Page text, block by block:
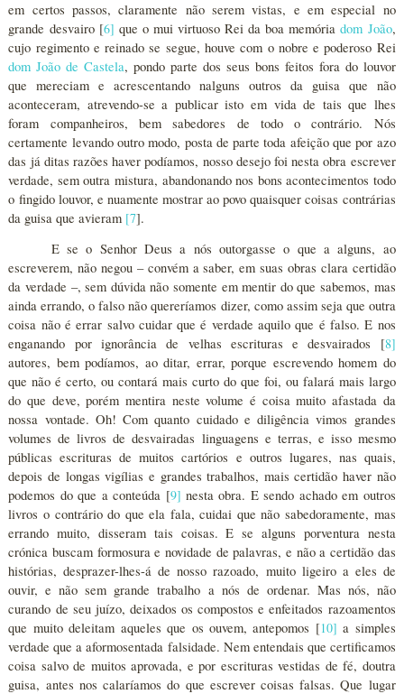
em certos passos, claramente não serem vistas, e em especial no
grande desvairo [6] que o mui virtuoso Rei da boa memóriadom João,
cujo regimento e reinado se segue, houve com o nobre e poderoso Rei
dom João de Castela, pondo parte dos seus bons feitos fora do louvor
que mereciam e acrescentando nalguns outros da guisa que não
aconteceram, atrevendo-se a publicar isto em vida de tais que lhes
foram companheiros, bem sabedores de todo o contrário. Nós
certamente levando outro modo, posta de parte toda afeição que por azo
das já ditas razões haver podíamos, nosso desejo foi nesta obra escrever
verdade, sem outra mistura, abandonando nos bons acontecimentos todo
o fingido louvor, e nuamente mostrar ao povo quaisquer coisas contrárias
da guisa que avieram [7].
E se o Senhor Deus a nós outorgasse o que a alguns, ao
escreverem, não negou – convém a saber, em suas obras clara certidão
da verdade –, sem dúvida não somente em mentir do que sabemos, mas
ainda errando, o falso não quereríamos dizer, como assim seja que outra
coisa não é errar salvo cuidar que é verdade aquilo que é falso. E nos
enganando por ignorância de velhas escrituras e desvairados [8]
autores, bem podíamos, ao ditar, errar, porque escrevendo homem do
que não é certo, ou contará mais curto do que foi, ou falará mais largo
do que deve, porém mentira neste volume é coisa muito afastada da
nossa vontade. Oh! Com quanto cuidado e diligência vimos grandes
volumes de livros de desvairadas linguagens e terras, e isso mesmo
públicas escrituras de muitos cartórios e outros lugares, nas quais,
depois de longas vigílias e grandes trabalhos, mais certidão haver não
podemos do que a conteúda [9] nesta obra. E sendo achado em outros
livros o contrário do que ela fala, cuidai que não sabedoramente, mas
errando muito, disseram tais coisas. E se alguns porventura nesta
crónica buscam formosura e novidade de palavras, e não a certidão das
histórias, desprazer-lhes-á de nosso razoado, muito ligeiro a eles de
ouvir, e não sem grande trabalho a nós de ordenar. Mas nós, não
curando de seu juízo, deixados os compostos e enfeitados razoamentos
que muito deleitam aqueles que os ouvem, antepomos [10] a simples
verdade que a aformosentada falsidade. Nem entendais que certificamos
coisa salvo de muitos aprovada, e por escrituras vestidas de fé, doutra
guisa, antes nos calaríamos do que escrever coisas falsas. Que lugar